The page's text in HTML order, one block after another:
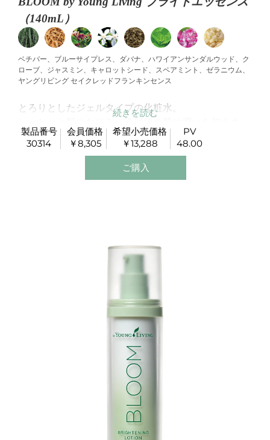
（140mL）
ベチバー、ブルーサイプレス、ダバナ、ハワイアンサンダルウッド、ク
ローブ、ジャスミン、キャロットシード、スペアミント、ゼラニウム、
ヤングリビング セイクレッドフランキンセンス
とろりとしたジェルタイプの化粧水。
す。
肌のバランスと質感を整えながら、肌本来の明るさと
へと導きます。
製品番号
30314
会員価格
￥8,305
希望小売価格
￥13,288
PV
48.00
ご購入